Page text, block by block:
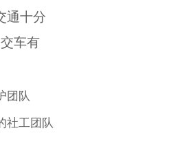
通十分
车有
团队
社工团队